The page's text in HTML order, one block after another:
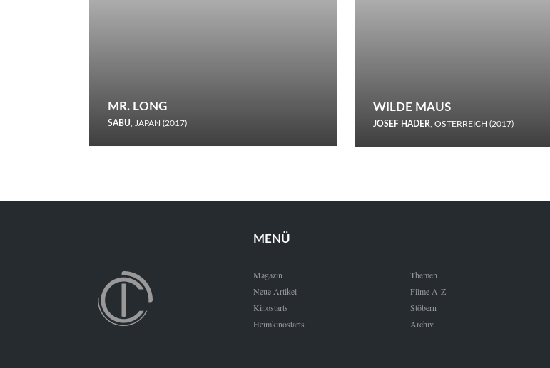
MR. LONG
SABU , JAPAN (2017)
den Wettbewerb.
WILDE MAUS
JOSEF HADER , ÖSTERREICH (2017)
Schnee.
MENÜ
Magazin
Neue Artikel
Kinostarts
Heimkinostarts
Themen
Filme A-Z
Stöbern
Archiv